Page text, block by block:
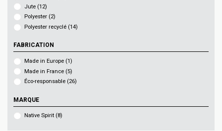
Jute (12)
Polyester (2)
Polyester recyclé (14)
FABRICATION
Made in Europe (1)
Made in France (5)
Éco-responsable (26)
MARQUE
Native Spirit (8)